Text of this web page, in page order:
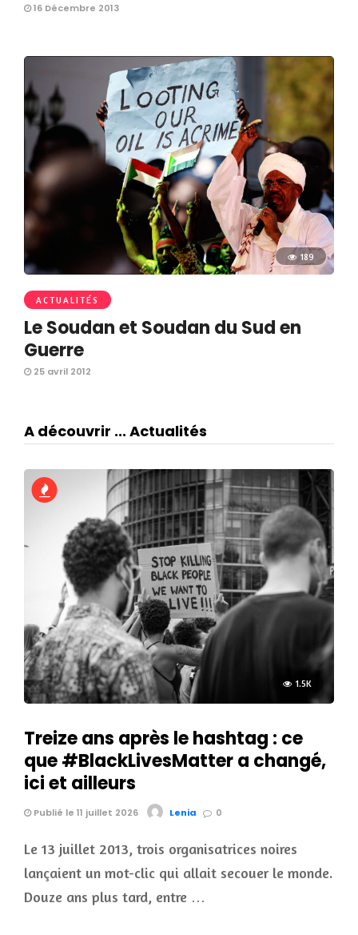
16 Décembre 2013
189
ACTUALITÉS
Le Soudan et Soudan du Sud en
Guerre
25 avril 2012
A découvrir ... Actualités
1.5K
Treize ans après le hashtag : ce
que #BlackLivesMatter a changé,
ici et ailleurs
Publié le 11 juillet 2026 Lenia 0
Le 13 juillet 2013, trois organisatrices noires
lançaient un mot-clic qui allait secouer le monde.
Douze ans plus tard, entre …